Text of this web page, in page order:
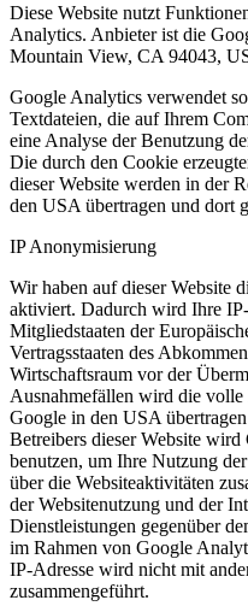
Diese Website nutzt
Analytics. Anbieter ist die
Mountain View, CA 94043,
Google Analytics verwendet
Textdateien, die auf Ihrem
eine Analyse der Benutzung
Die durch den Cookie
dieser Website werden in der
den USA übertragen und dort
IP Anonymisierung
Wir haben auf dieser Website
aktiviert. Dadurch wird Ihre
Mitgliedstaaten der
Vertragsstaaten des
Wirtschaftsraum vor der
Ausnahmefällen wird die volle
Google in den USA
Betreibers dieser Website
benutzen, um Ihre Nutzung
über die Websiteaktivitäten
der Websitenutzung und der
Dienstleistungen gegenüber
im Rahmen von Google
IP-Adresse wird nicht mit
zusammengeführt.